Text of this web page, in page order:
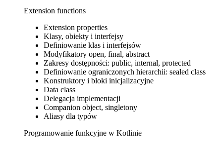
Extension functions
Extension properties
Klasy, obiekty i interfejsy
Definiowanie klas i interfejsów
Modyfikatory open, final, abstract
Zakresy dostępności: public, internal, protected
Definiowanie ograniczonych hierarchii: sealed class
Konstruktory i bloki inicjalizacyjne
Data class
Delegacja implementacji
Companion object, singletony
Aliasy dla typów
Programowanie funkcyjne w Kotlinie